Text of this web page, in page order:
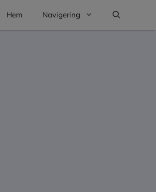
Hem Navigering